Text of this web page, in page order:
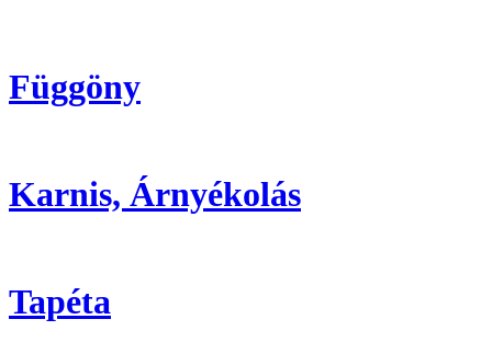
Függöny
Karnis, Árnyékolás
Tapéta